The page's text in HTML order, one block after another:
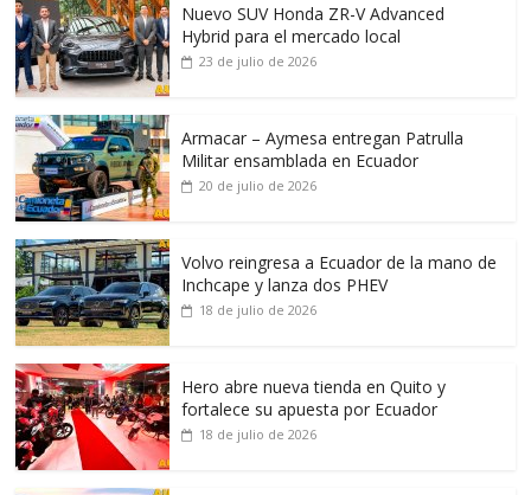
Nuevo SUV Honda ZR-V Advanced
Hybrid para el mercado local
23 de julio de 2026
Armacar – Aymesa entregan Patrulla
Militar ensamblada en Ecuador
20 de julio de 2026
Volvo reingresa a Ecuador de la mano de
Inchcape y lanza dos PHEV
18 de julio de 2026
Hero abre nueva tienda en Quito y
fortalece su apuesta por Ecuador
18 de julio de 2026